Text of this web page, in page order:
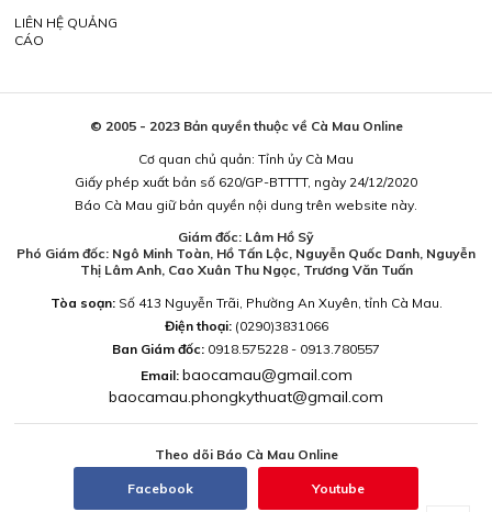
LIÊN HỆ QUẢNG
CÁO
© 2005 - 2023 Bản quyền thuộc về Cà Mau Online
Cơ quan chủ quản: Tỉnh ủy Cà Mau
Giấy phép xuất bản số 620/GP-BTTTT, ngày 24/12/2020
Báo Cà Mau giữ bản quyền nội dung trên website này.
Giám đốc: Lâm Hồ Sỹ
Phó Giám đốc: Ngô Minh Toàn, Hồ Tấn Lộc, Nguyễn Quốc Danh, Nguyễn
Thị Lâm Anh, Cao Xuân Thu Ngọc, Trương Văn Tuấn
Tòa soạn:Số 413 Nguyễn Trãi, Phường An Xuyên, tỉnh Cà Mau.
Điện thoại: (0290)3831066
Ban Giám đốc: 0918.575228 - 0913.780557
Email: baocamau@gmail.com
baocamau.phongkythuat@gmail.com
Theo dõi Báo Cà Mau Online
Facebook Youtube